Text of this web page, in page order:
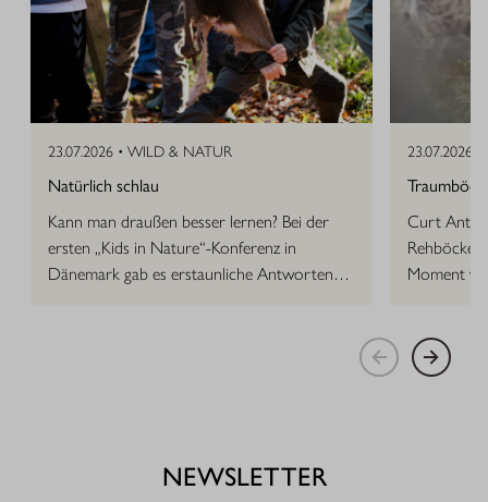
23.07.2026 • WILD & NATUR
Natürlich schlau
Kann man draußen besser lernen? Bei der
ersten „Kids in Nature“-Konferenz in
Dänemark gab es erstaunliche Antworten
23.07.2026 •
Curt Anton
Rehböcke,
Moment
NEWSLETTER